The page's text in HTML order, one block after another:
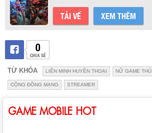
TẢI VỀ XEM THÊM
0
CHIA SẺ
TỪ KHÓA LIÊN MINH HUYỀN THOẠI NỮ GAME THỦ
CỘNG ĐỒNG MẠNG STREAMER
GAME MOBILE HOT